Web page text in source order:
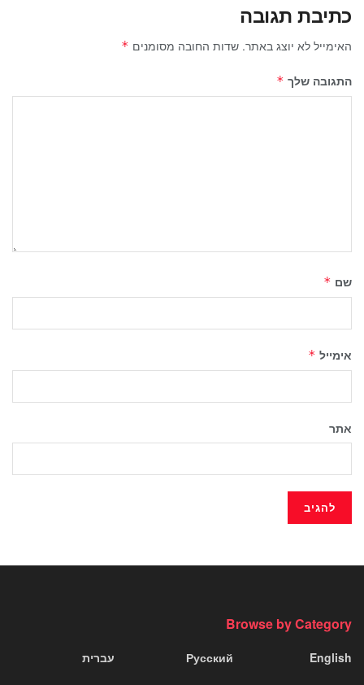
כתיבת תגובה
האימייל לא יוצג באתר. שדות החובה מסומנים *
התגובה שלך *
שם *
אימייל *
אתר
Browse by Category
English
Русский עברית